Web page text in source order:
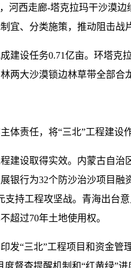
河西走廊-塔克拉玛干沙漠
宜、分类施策，推动阻击战
建设任务0.71亿亩。环塔
两大沙漠锁边林草带全部合
体责任，将“三北”工程建
建设取得实效。内蒙古自
银行为32个防沙治沙项目
支持工程攻坚战。青海出台
超过70年土地使用权。
发“三北”工程项目和资金
督查提醒机制和“红黄绿”